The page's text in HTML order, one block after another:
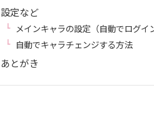
設定など
メインキャラの設定（自動でログイ
自動でキャラチェンジする方法
あとがき